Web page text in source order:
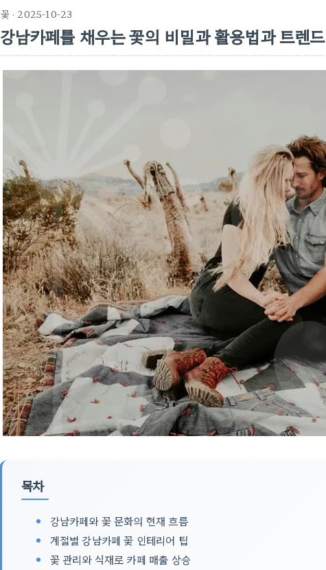
꽃· 2025-10-23
강남카페를 채우는 꽃의 비밀과 활용법과 트렌드
목차
강남카페와 꽃 문화의 현재 흐름
계절별 강남카페 꽃 인테리어 팁
꽃 관리와 식재로 카페 매출 상승